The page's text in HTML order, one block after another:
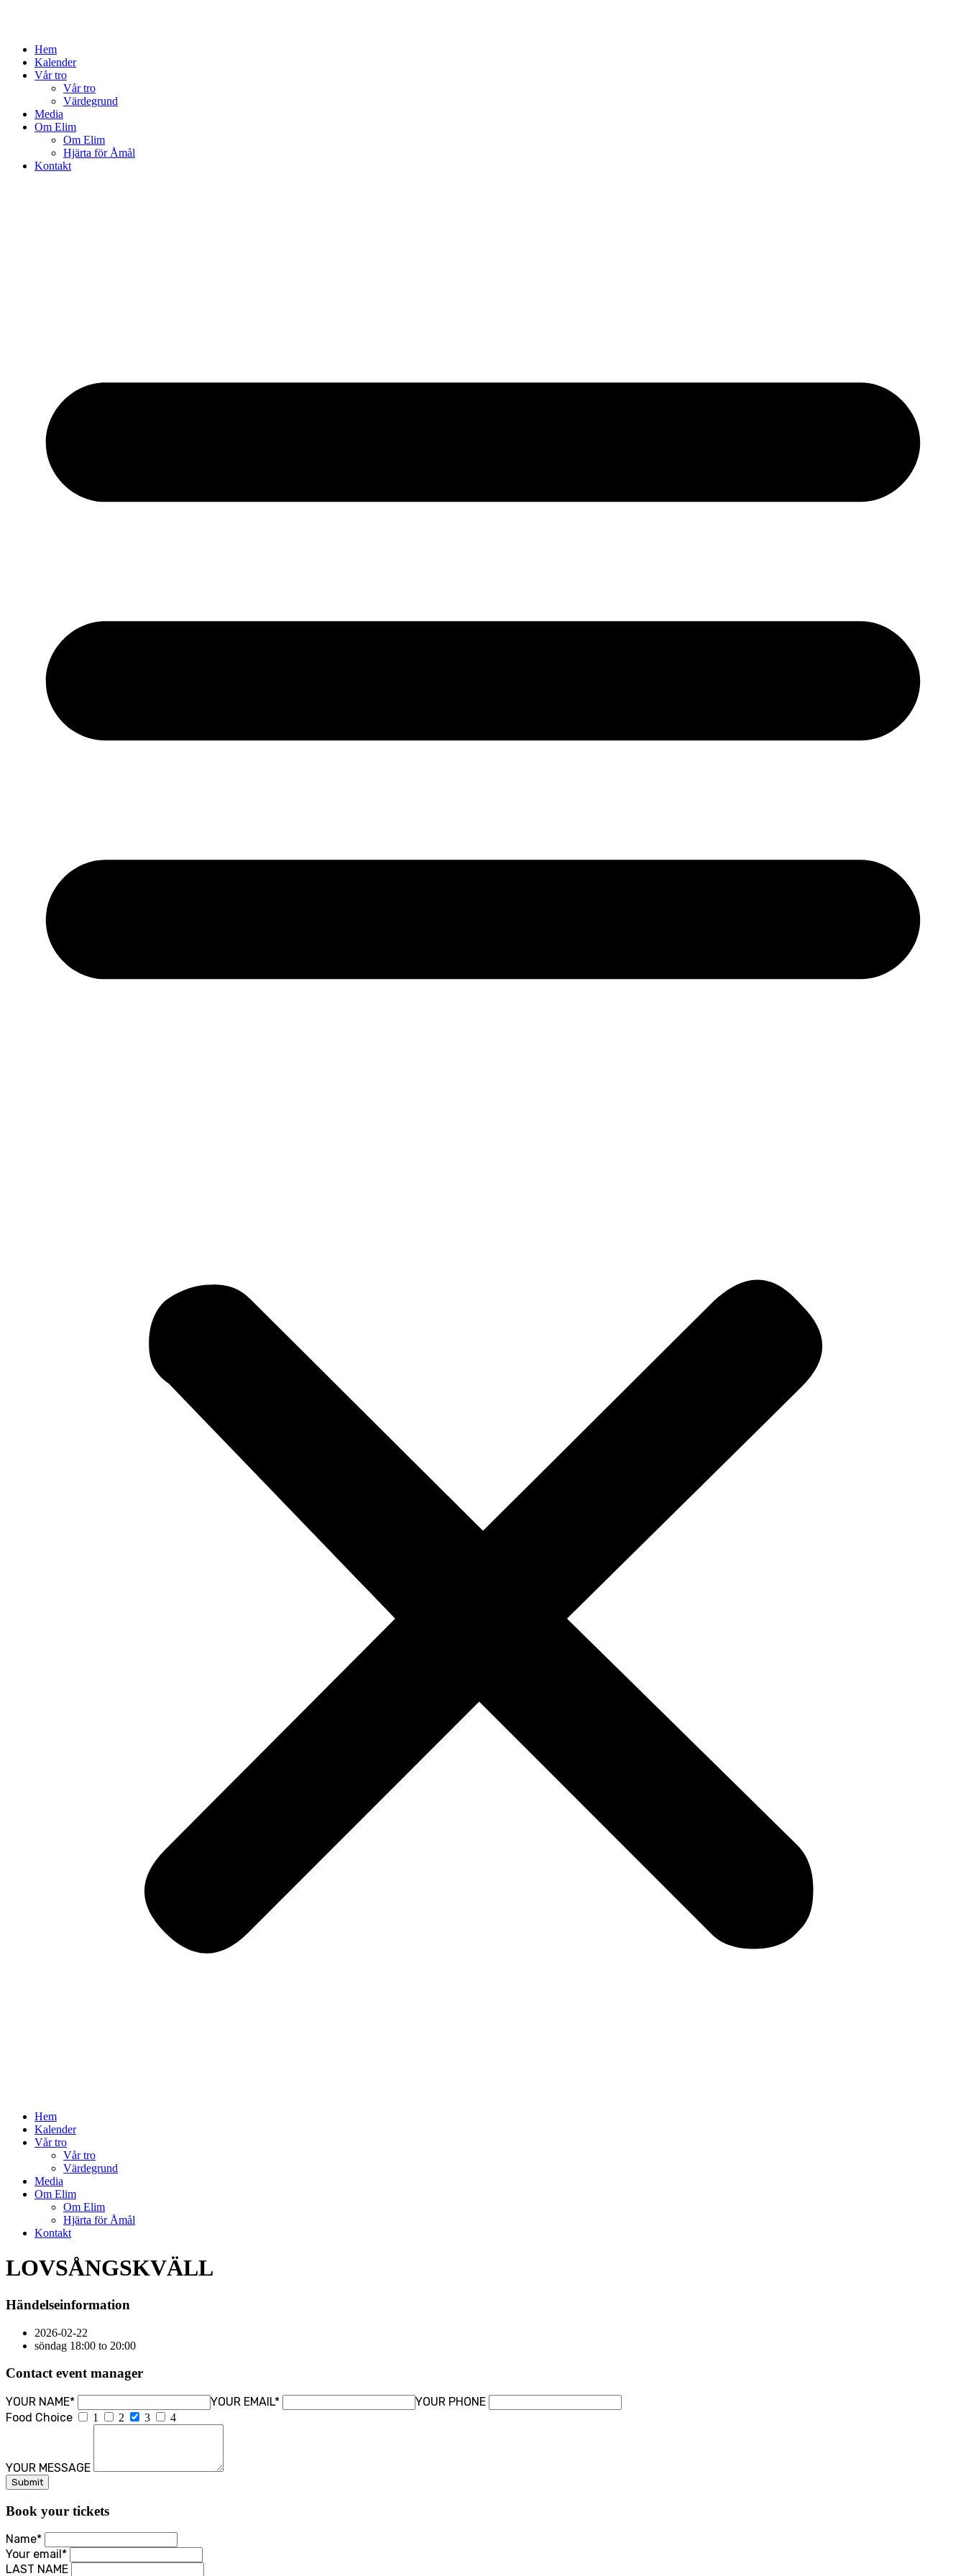
Hem
Kalender
Vår tro
Vår tro
Värdegrund
Media
Om Elim
Om Elim
Hjärta för Åmål
Kontakt
Hem
Kalender
Vår tro
Vår tro
Värdegrund
Media
Om Elim
Om Elim
Hjärta för Åmål
Kontakt
LOVSÅNGSKVÄLL
Händelseinformation
2026-02-22
söndag 18:00 to 20:00
Contact event manager
YOUR NAME* YOUR EMAIL*
YOUR PHONE
Food Choice
1 2 3 4
YOUR MESSAGE
Book your tickets
Name*
Your email*
LAST NAME